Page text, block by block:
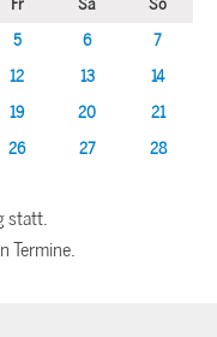
Fr Sa
So
5 6
7
12 13
14
19 20
21
26 27
28
statt.
Termine.